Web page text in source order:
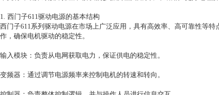
1. 西门子611驱动电源的基本结构
西门子611系列驱动电源在市场上广泛应用，具有高效率、高可靠性等
作，确保电机驱动的稳定性。
输入模块：负责从电网获取电力，保证供电的稳定性。
变频器：通过调节电源频率来控制电机的转速和转向。